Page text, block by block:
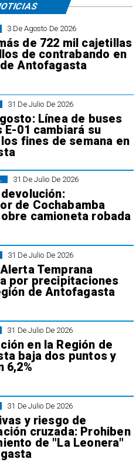
3 De Agosto De 2026
de 722 mil cajetillas
de contrabando en
de Antofagasta
31 De Julio De 2026
Línea de buses
01 cambiará su
fines de semana en
31 De Julio De 2026
devolución:
de Cochabamba
camioneta robada
31 De Julio De 2026
Temprana
por precipitaciones
de Antofagasta
31 De Julio De 2026
en la Región de
baja dos puntos y
6,2%
31 De Julio De 2026
y riesgo de
cruzada: Prohiben
de "La Leonera"